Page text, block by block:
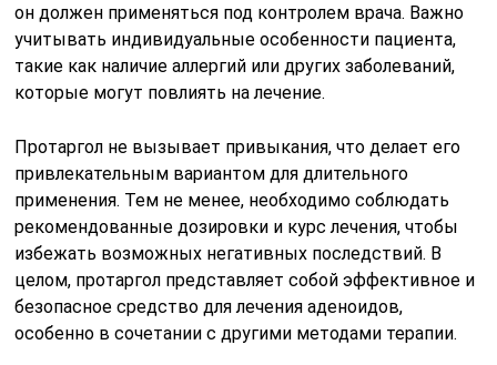
он должен применяться под контролем врача. Важно
учитывать индивидуальные особенности пациента,
такие как наличие аллергий или других заболеваний,
которые могут повлиять на лечение.
Протаргол не вызывает привыкания, что делает его
привлекательным вариантом для длительного
применения. Тем не менее, необходимо соблюдать
рекомендованные дозировки и курс лечения, чтобы
избежать возможных негативных последствий. В
целом, протаргол представляет собой эффективное и
безопасное средство для лечения аденоидов,
особенно в сочетании с другими методами терапии.